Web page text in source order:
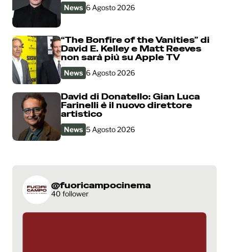
News 6 Agosto 2026
“The Bonfire of the Vanities” di
David E. Kelley e Matt Reeves
non sarà più su Apple TV
News 6 Agosto 2026
David di Donatello: Gian Luca
Farinelli è il nuovo direttore
artistico
News 5 Agosto 2026
@fuoricampocinema
40 follower